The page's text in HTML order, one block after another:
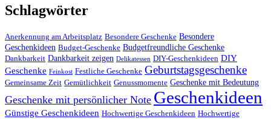
Schlagwörter
Anerkennung am Arbeitsplatz Besondere Geschenke Besondere
Geschenkideen Budget-Geschenke Budgetfreundliche Geschenke
Dankbarkeit Dankbarkeit zeigen Delikatessen DIY-Geschenkideen DIY
Geschenke Feinkost Festliche Geschenke Geburtstagsgeschenke
Gemeinsame Zeit Gemütlichkeit Genussmomente Geschenke mit Bedeutung
Geschenke mit persönlicher Note Geschenkideen
Günstige Geschenkideen Hochwertige Geschenkideen Hochwertige